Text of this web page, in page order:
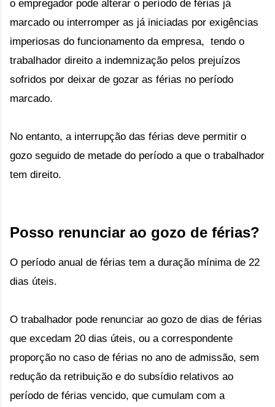
o empregador pode alterar o período de férias já
marcado ou interromper as já iniciadas por exigências
imperiosas do funcionamento da empresa, tendo o
trabalhador direito a indemnização pelos prejuízos
sofridos por deixar de gozar as férias no período
marcado.
No entanto, a interrupção das férias deve permitir o
gozo seguido de metade do período a que o trabalhador
tem direito.
Posso renunciar ao gozo de férias?
O período anual de férias tem a duração mínima de 22
dias úteis.
O trabalhador pode renunciar ao gozo de dias de férias
que excedam 20 dias úteis, ou a correspondente
proporção no caso de férias no ano de admissão, sem
redução da retribuição e do subsídio relativos ao
período de férias vencido, que cumulam com a